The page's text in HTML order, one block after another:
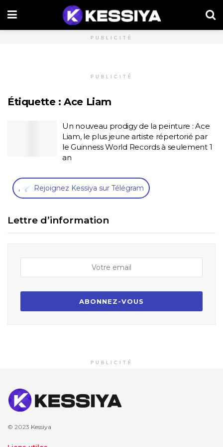
PUBLICITÉ
PUBLICITÉ
Étiquette :Ace Liam
Un nouveau prodigy de la peinture : Ace
Liam, le plus jeune artiste répertorié par
le Guinness World Records à seulement 1
an
, Rejoignez Kessiya sur Télégram
Lettre d’information
PUBLICITÉ
© 2023 Kessiya